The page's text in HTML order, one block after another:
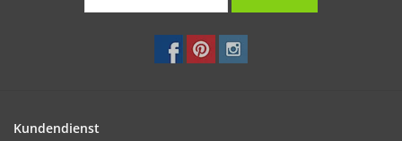
Kundendienst